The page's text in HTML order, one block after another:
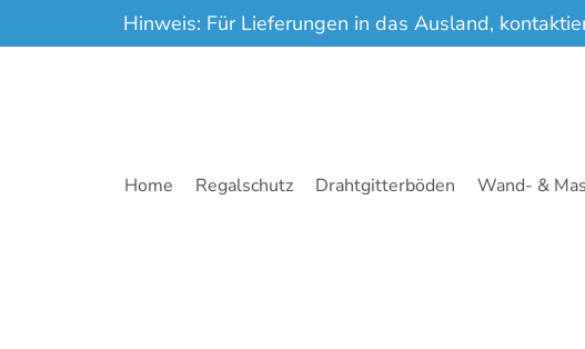
Zum Hauptinhalt springenHinweis: Für Lieferungen in das Ausland,
Home Regalschutz Drahtgitterböden Wand- &